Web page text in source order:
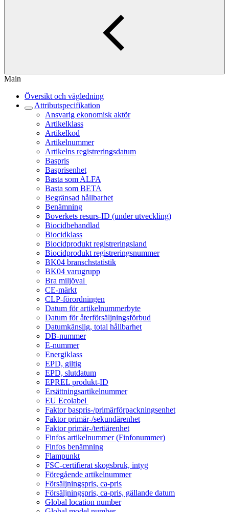
Main
Översikt och vägledning
Attributspecifikation
Ansvarig ekonomisk aktör
Artikelklass
Artikelkod
Artikelnummer
Artikelns registreringsdatum
Baspris
Basprisenhet
Basta som ALFA
Basta som BETA
Begränsad hållbarhet
Benämning
Boverkets resurs-ID (under utveckling)
Biocidbehandlad
Biocidklass
Biocidprodukt registreringsland
Biocidprodukt registreringsnummer
BK04 branschstatistik
BK04 varugrupp
Bra miljöval
CE-märkt
CLP-förordningen
Datum för artikelnummerbyte
Datum för återförsäljningsförbud
Datumkänslig, total hållbarhet
DB-nummer
E-nummer
Energiklass
EPD, giltig
EPD, slutdatum
EPREL produkt-ID
Ersättningsartikelnummer
EU Ecolabel
Faktor baspris-/primärförpackningsenhet
Faktor primär-/sekundärenhet
Faktor primär-/tertiärenhet
Finfos artikelnummer (Finfonummer)
Finfos benämning
Flampunkt
FSC-certifierat skogsbruk, intyg
Föregående artikelnummer
Försäljningspris, ca-pris
Försäljningspris, ca-pris, gällande datum
Global location number